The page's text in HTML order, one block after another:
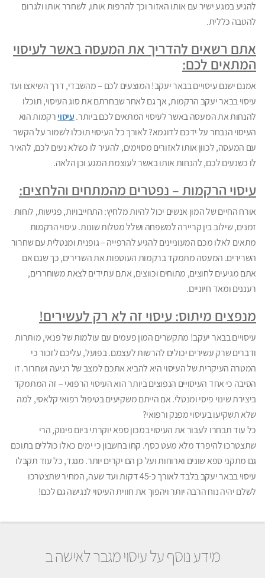
להגיע במגע ישיר עם אותו האזור וכך להרפות אותו, לשחרר אותו ולגרום
להטבה כללית.
אתם רשאים להדריך את המעסה באשר לעיסוי
המתאים לכם:
אמנם ישנם עיסויים בבאר יעקב! המוצעים לכם – מהשבדי, דרך השיאצו ועד
עיסוי בבאר יעקב הרקמות, אך גם לאחר שבחרתם את סוג העיסוי, תוכלו
להנחות את המעסה באשר לעיסוי המתאים לכם ביותר. עיסוי רקמות הוא
העיסוי הנבחר על ידכם לדוגמא? לאורך כל העיסוי תוכלו לשמור על הקשר
עם המעסה, לכוון אותו לאזורים מסוימים, להעיר לו כשלא נעים לכם, להאיר
לו כשנעים לכם, להנחות אותו באשר לעוצמת המגע וכן הלאה.
עיסוי הרקמות – נפטרים מהמתחים והלחצים:
אורח החיים של המון אנשים יכול להיות מלחיץ: התחייבויות, פגישות, לוחות
זמנים, שילוב בין קריירה למשפחה ושלל מטלות שונות. עיסוי הרקמות
מתאים לאלו מכם המעוניינים להגיע להרפייה – גופנית ומנטלית עם שחרור
השרירים. המעסה מתמקד ברקמות העוטפות את השרירים, כך שגם אם
אתם מגיעים לחוצים, מתוחים וכווצים, אתם עתידים לצאת משוחררים,
רעננים ומאד חיוניים.
מנפצים מיתוס: עיסוי זה לא רק לעשירים!
עיסויים בבאר יעקב! מתקשרים המון פעמים עם עולמות של פנאי, מותרות
ודברים שרק עשירים יכולים להרשות לעצמם. בפועל, עליכם לזכור כי
המטרה העיקרית של העיסוי היא להביא אתכם למצב של רגיעה ושחרור. זו
הסיבה כי אחד העיסויים הנפוצים ביותר הוא העיסוי הרפואי – זה המתמקד
ביצירת שינוי פיסי ומנטלי. אם הייתם משקיעים בטיפול רפואי קלאסי, למה
שלא תשקיעו בעיסוי מפנק ורפואי?
כל עוד תבחרו לעבור את העיסוי במכון ספא יוקרתי ביום פינוק, הרי
שתצטרכו להיפרד מלא מעט כסף. קחו בחשבון כי ימים כאלו כוללים בתוכם
גם מתקני ספא שונים וארוחות ועל כן הם יקרים יותר. מנגד, כל עוד תקבלו
עיסוי בבאר יעקב בלבד לאורך כ-45 דקות ועד שעה, המחיר שתצטרכו
לשלם יהיה נוח הרבה יותר ויהפוך את חווית העיסוי לנגישה גם לכם!
מידע נוסף על עיסוי מגבר לאישה ב